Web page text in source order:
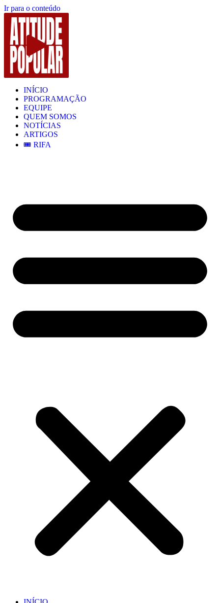
Ir para o conteúdo
INÍCIO
PROGRAMAÇÃO
EQUIPE
QUEM SOMOS
NOTÍCIAS
ARTIGOS
🎟️ RIFA